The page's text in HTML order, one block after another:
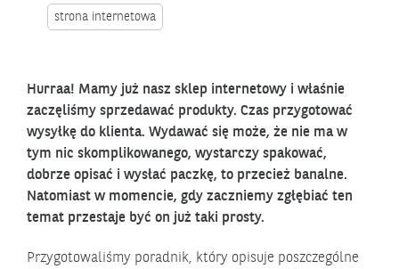
strona internetowa
Hurraa! Mamy już nasz sklep internetowy i właśnie
zaczęliśmy sprzedawać produkty. Czas przygotować
wysyłkę do klienta. Wydawać się może, że nie ma w
tym nic skomplikowanego, wystarczy spakować,
dobrze opisać i wysłać paczkę, to przecież banalne.
Natomiast w momencie, gdy zaczniemy zgłębiać ten
temat przestaje być on już taki prosty.
Przygotowaliśmy poradnik, który opisuje poszczególne